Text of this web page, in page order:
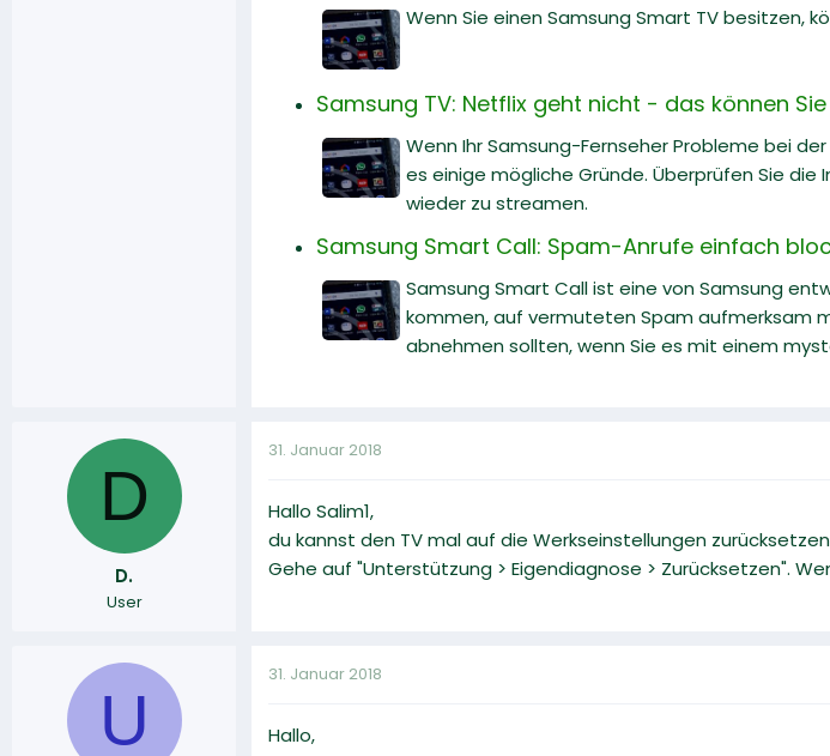
Wenn Sie einen Samsung Smart TV besitzen,
Samsung TV: Netflix geht nicht - das können
Wenn Ihr Samsung-Fernseher Probleme bei
es einige mögliche Gründe. Überprüfen Sie
wieder zu streamen.
Samsung Smart Call: Spam-Anrufe einfach
Samsung Smart Call ist eine von Samsung
kommen, auf vermuteten Spam aufmerksam
abnehmen sollten, wenn Sie es mit einem
D
D.
User
31. Januar 2018
Hallo Salim1,
du kannst den TV mal auf die Werkseinstellungen
Gehe auf "Unterstützung > Eigendiagnose > Zurücksetzen".
U
31. Januar 2018
Hallo,